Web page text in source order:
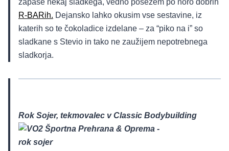
zapaše nekaj sladkega, vedno posežem po noro dobrih
R-BARih. Dejansko lahko okusim vse sestavine, iz
katerih so te čokoladice izdelane – za “piko na i” so
sladkane s Stevio in tako ne zaužijem nepotrebnega
sladkorja.
Rok Sojer, tekmovalec v Classic Bodybuilding